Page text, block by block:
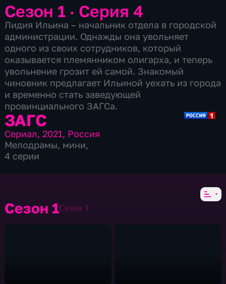
Сезон 1 · Серия 4
Лидия Ильина – начальник отдела в городской
администрации. Однажды она увольняет
одного из своих сотрудников, который
оказывается племянником олигарха, и теперь
увольнение грозит ей самой. Знакомый
чиновник предлагает Ильиной уехать из города
и временно стать заведующей
провинциального ЗАГСа.
ЗАГС
Сериал,2021, Россия
Мелодрамы, мини,
4 серии
Сезон 1Сезон 1